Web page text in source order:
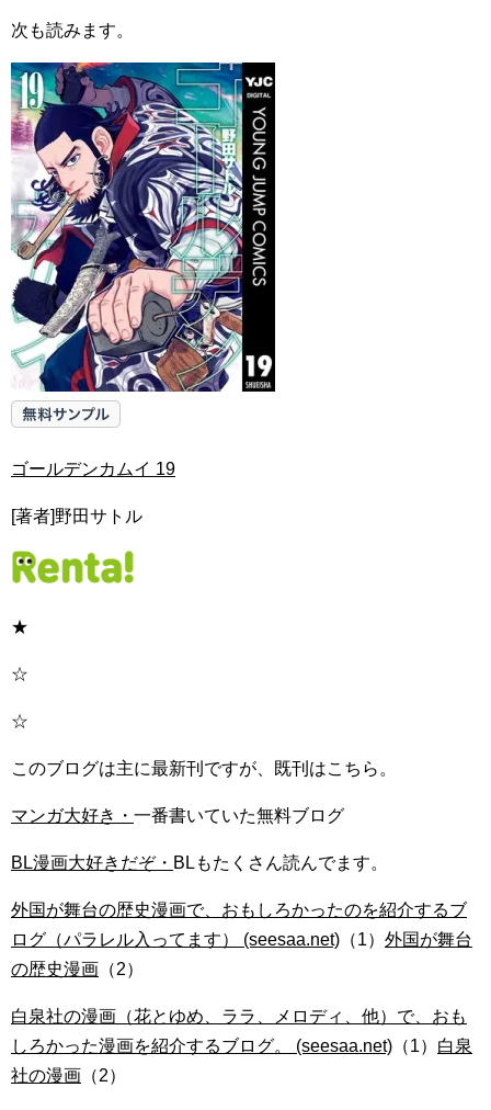
次も読みます。
ゴールデンカムイ 19
[著者]野田サトル
★
☆
☆
このブログは主に最新刊ですが、既刊はこちら。
マンガ大好き・ 一番書いていた無料ブログ
BL漫画大好きだぞ・ BLもたくさん読んでます。
外国が舞台の歴史漫画で、おもしろかったのを紹介するブ
ログ（パラレル入ってます） (seesaa.net) （1） 外国が舞台
の歴史漫画 （2）
白泉社の漫画（花とゆめ、ララ、メロディ、他）で、おも
しろかった漫画を紹介するブログ。 (seesaa.net) （1） 白泉
社の漫画 （2）